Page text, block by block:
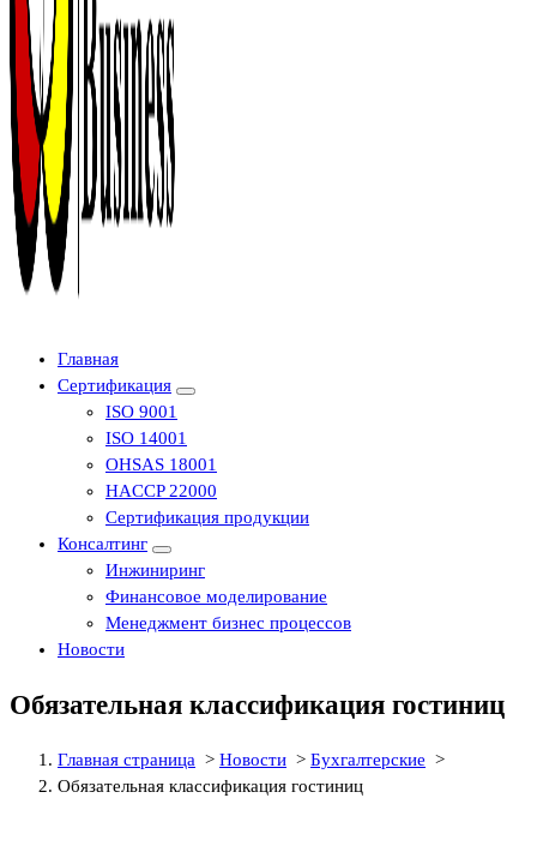
Центр сертификации в Уфе ( услуги по сертификации продукции ,
оформление декларации соответствия, отказного письма)
Главная
Сертификация
ISO 9001
ISO 14001
OHSAS 18001
HACCP 22000
Сертификация продукции
Консалтинг
Инжиниринг
Финансовое моделирование
Менеджмент бизнес процессов
Новости
Обязательная классификация гостиниц
Главная страница > Новости > Бухгалтерские >
Обязательная классификация гостиниц